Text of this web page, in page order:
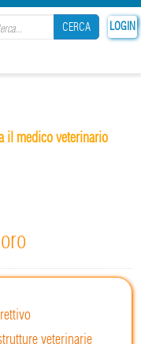
LOGIN
CERCA
il medico veterinario
veterinarie